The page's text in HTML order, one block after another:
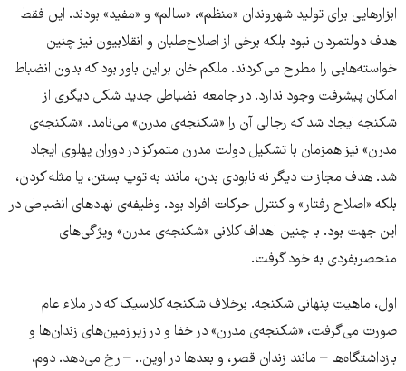
ابزارهایی برای تولید شهروندان «منظم»، «سالم» و «مفید» بودند. این فقط
هدف دولتمردان نبود بلکه برخی از اصلاح‌طلبان و انقلابیون نیز چنین
خواسته‌هایی را مطرح می‌کردند. ملکم خان بر این باور بود که بدون انضباط
امکان پیشرفت وجود ندارد. در جامعه انضباطی جدید شکل دیگری از
شکنجه ایجاد شد که رجالی آن را «شکنجه‌ی مدرن» می‌نامد. «شکنجه‌ی
مدرن» نیز همزمان با تشکیل دولت مدرن متمرکز در دوران پهلوی ایجاد
شد. هدف مجازات دیگر نه نابودی بدن، مانند به توپ بستن، یا مثله کردن،
بلکه «اصلاح رفتار» و کنترل حرکات افراد بود. وظیفه‌ی نهادهای انضباطی در
این جهت بود. با چنین اهداف کلانی «شکنجه‌ی مدرن» ویژگی‌های
منحصربفردی به خود گرفت.
اول، ماهیت پنهانی شکنجه. برخلاف شکنجه کلاسیک که در ملاء عام
صورت می‌گرفت، «شکنجه‌ی مدرن» در خفا و در زیرزمین‌های زندان‌ها و
بازداشتگاه‌ها – مانند زندان قصر، و بعدها در اوین.. – رخ می‌دهد. دوم،